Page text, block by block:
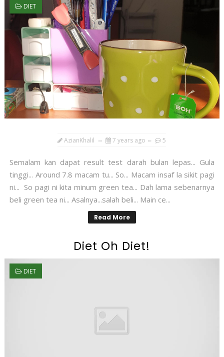
DIET
AzianKhalil 7 years ago 5
Semalam kan dapat result test darah bulan lepas... Gula
tinggi... Around 7.8 macam tu... So... Macam insaf la sikit pagi
ni... So pagi ni kita minum green tea... Dah lama sebenarnya
beli green tea ni... Asalnya...salah beli... Main ce...
Read More
Diet Oh Diet!
DIET